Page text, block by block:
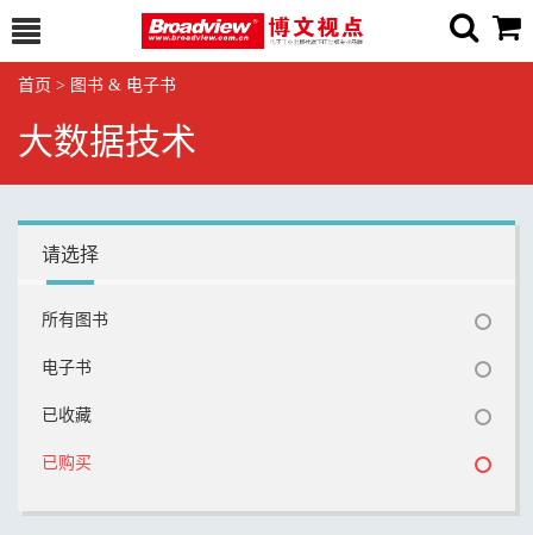
首页 > 图书 & 电子书
大数据技术
请选择
所有图书
电子书
已收藏
已购买